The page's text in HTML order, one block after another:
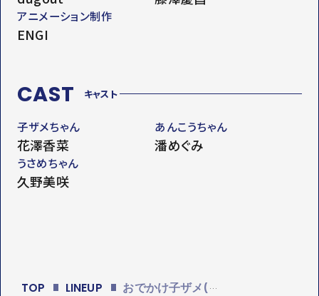
アニメーション制作
ENGI
CAST キャスト
子ザメちゃん
花澤香菜
あんこうちゃん
潘めぐみ
うさめちゃん
久野美咲
TOP LINEUP おでかけ子ザメ(シーズン2)